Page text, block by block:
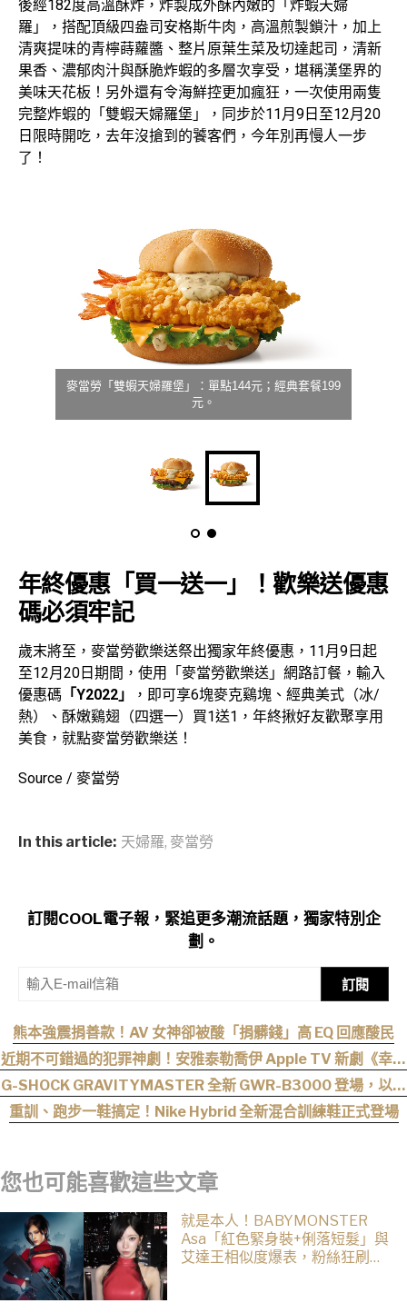
後經182度高溫酥炸，炸製成外酥內嫩的「炸蝦天婦
羅」，搭配頂級四盎司安格斯牛肉，高溫煎製鎖汁，加上
清爽提味的青檸蒔蘿醬、整片原葉生菜及切達起司，清新
果香、濃郁肉汁與酥脆炸蝦的多層次享受，堪稱漢堡界的
美味天花板！另外還有令海鮮控更加瘋狂，一次使用兩隻
完整炸蝦的「雙蝦天婦羅堡」，同步於11月9日至12月20
日限時開吃，去年沒搶到的饕客們，今年別再慢人一步
了！
麥當勞「雙蝦天婦羅堡」：單點144元；經典套餐199
元。
年終優惠「 買一送一」 ！歡樂送優惠
碼必須牢記
歲末將至，麥當勞歡樂送祭出獨家年終優惠，11月9日起
至12月20日期間，使用「麥當勞歡樂送」網路訂餐，輸入
優惠碼 「Y2022」
，即可享6塊麥克鷄塊、經典美式（冰/
熱）、酥嫩鷄翅（四選一）買1送1，年終揪好友歡聚享用
美食，就點麥當勞歡樂送！
Source / 麥當勞
In this article: 天婦羅, 麥當勞
訂閱COOL電子報，緊追更多潮流話題，獨家特別企
劃。
訂閱
熊本強震捐善款！AV 女神卻被酸「捐髒錢」高 EQ 回應酸民
近期不可錯過的犯罪神劇！安雅泰勒喬伊 Apple TV 新劇《幸運
女神》，全員惡人，這家沒人是正常的！
G-SHOCK GRAVITYMASTER 全新 GWR-B3000 登場，以超
音速噴射機為靈感！
重訓、跑步一鞋搞定！Nike Hybrid 全新混合訓練鞋正式登場
您也可能喜歡這些文章
就是本人！BABYMONSTER
Asa「紅色緊身裝+俐落短髮」與
艾達王相似度爆表，粉絲狂刷